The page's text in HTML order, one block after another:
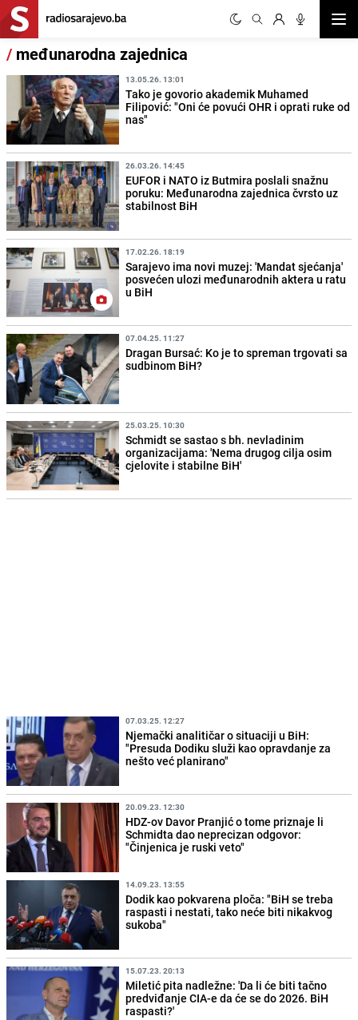
/ međunarodna zajednica
13.05.26. 13:01
Tako je govorio akademik Muhamed
Filipović: "Oni će povući OHR i oprati ruke od
nas"
26.03.26. 14:45
EUFOR i NATO iz Butmira poslali snažnu
poruku: Međunarodna zajednica čvrsto uz
stabilnost BiH
17.02.26. 18:19
Sarajevo ima novi muzej: 'Mandat sjećanja'
posvećen ulozi međunarodnih aktera u ratu
u BiH
07.04.25. 11:27
Dragan Bursać: Ko je to spreman trgovati sa
sudbinom BiH?
25.03.25. 10:30
Schmidt se sastao s bh. nevladinim
organizacijama: 'Nema drugog cilja osim
cjelovite i stabilne BiH'
07.03.25. 12:27
Njemački analitičar o situaciji u BiH:
"Presuda Dodiku služi kao opravdanje za
nešto već planirano"
20.09.23. 12:30
HDZ-ov Davor Pranjić o tome priznaje li
Schmidta dao neprecizan odgovor:
"Činjenica je ruski veto"
14.09.23. 13:55
Dodik kao pokvarena ploča: "BiH se treba
raspasti i nestati, tako neće biti nikakvog
sukoba"
15.07.23. 20:13
Miletić pita nadležne: 'Da li će biti tačno
predviđanje CIA-e da će se do 2026. BiH
raspasti?'